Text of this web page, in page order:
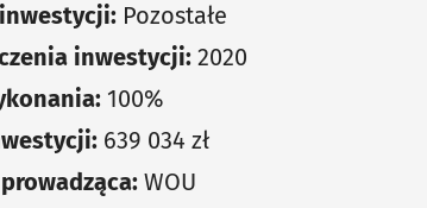
Pozostałe
inwestycji: 2020
100%
639 034 zł
WOU